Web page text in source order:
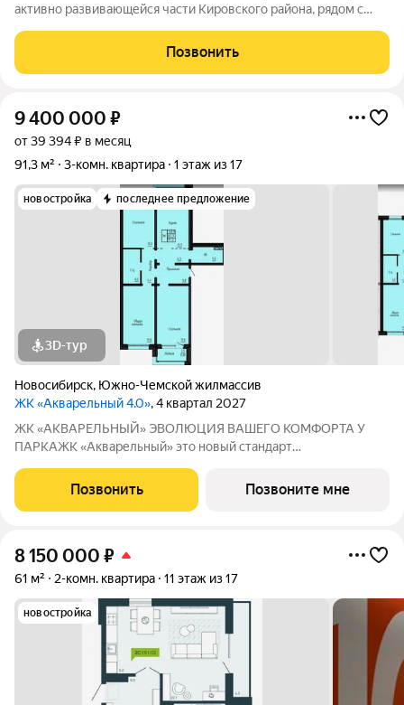
активно развивающейся части Кировского района, рядом с
спокойствием леса: до лесопарка им. Синягина 10 минут
пешком, а до м. «Площадь
Позвонить
9 400 000 ₽
от 39 394 ₽ в месяц
91,3 м²
3-комн. квартира 1 этаж из 17
новостройка последнее предложение
3D-тур
Новосибирск, Южно-Чемской жилмассив
ЖК «Акварельный 4.0», 4 квартал 2027
ЖК «АКВАРЕЛЬНЫЙ» ЭВОЛЮЦИЯ ВАШЕГО КОМФОРТА У
ПАРКАЖК «Акварельный» это новый стандарт
объединили заводскую точность конструкций, современную
архитектуру и уникальное расположение в экологически
Позвонить Позвоните мне
8 150 000 ₽
61 м² 2-комн. квартира 11 этаж из 17
новостройка